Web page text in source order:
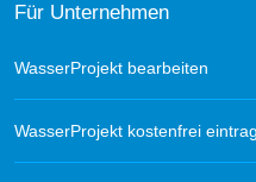
Für Unternehmen
WasserProjekt bearbeiten
WasserProjekt kostenfrei